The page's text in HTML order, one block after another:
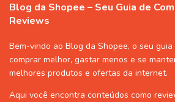
Blog da Shopee – Seu Guia de
Reviews
Bem-vindo ao Blog da Shopee, o seu
comprar melhor, gastar menos e se
melhores produtos e ofertas da internet.
Aqui você encontra conteúdos como